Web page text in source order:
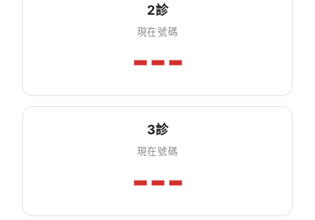
2診
現在號碼
---
3診
現在號碼
---